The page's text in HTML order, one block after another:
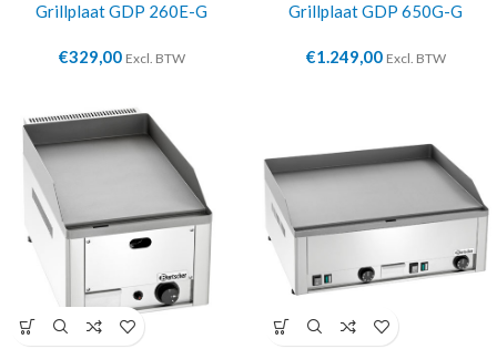
Grillplaat GDP 260E-G
€329,00 Excl. BTW
Grillplaat GDP 650G-G
€1.249,00 Excl. BTW